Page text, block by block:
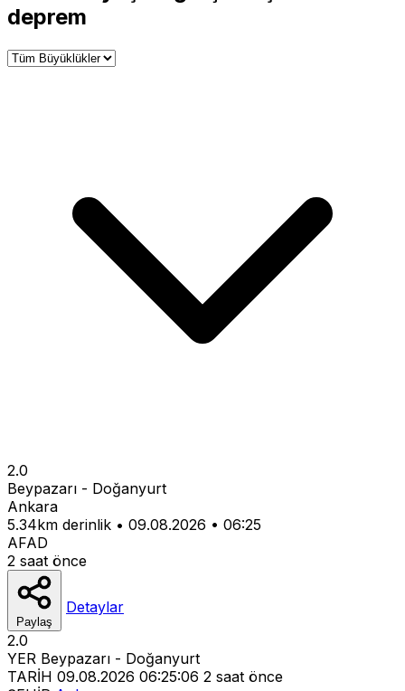
−
deprem
2.0
Beypazarı - Doğanyurt
Ankara
5.34km derinlik • 09.08.2026 • 06:25
AFAD
2 saat önce
Paylaş
Detaylar
2.0
YER Beypazarı - Doğanyurt
TARİH 09.08.2026 06:25:06 2 saat önce